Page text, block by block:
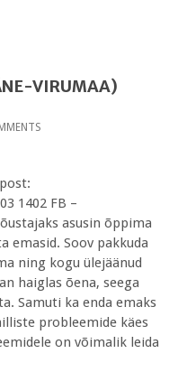
VIRUMAA)
1402 FB –
asusin õppima
emasid. Soov pakkuda
ning kogu ülejäänud
haiglas õena, seega
Samuti ka enda emaks
probleemide käes
on võimalik leida